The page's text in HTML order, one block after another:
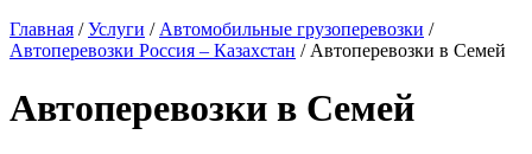
Главная /Услуги / Автомобильные грузоперевозки /
Автоперевозки Россия – Казахстан / Автоперевозки в Семей
Автоперевозки в Семей